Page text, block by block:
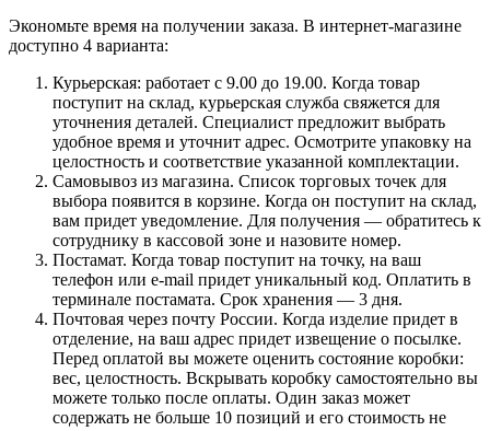
Экономьте время на получении заказа. В интернет-магазине
доступно 4 варианта:
Курьерская: работает с 9.00 до 19.00. Когда товар
поступит на склад, курьерская служба свяжется для
уточнения деталей. Специалист предложит выбрать
удобное время и уточнит адрес. Осмотрите упаковку на
целостность и соответствие указанной комплектации.
Самовывоз из магазина. Список торговых точек для
выбора появится в корзине. Когда он поступит на склад,
вам придет уведомление. Для получения — обратитесь к
сотруднику в кассовой зоне и назовите номер.
Постамат. Когда товар поступит на точку, на ваш
телефон или e-mail придет уникальный код. Оплатить в
терминале постамата. Срок хранения — 3 дня.
Почтовая через почту России. Когда изделие придет в
отделение, на ваш адрес придет извещение о посылке.
Перед оплатой вы можете оценить состояние коробки:
вес, целостность. Вскрывать коробку самостоятельно вы
можете только после оплаты. Один заказ может
содержать не больше 10 позиций и его стоимость не